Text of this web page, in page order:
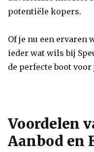
potentiële kopers.
Of je nu een ervaren
ieder wat wils bij
de perfecte boot
Voordelen
Aanbod en